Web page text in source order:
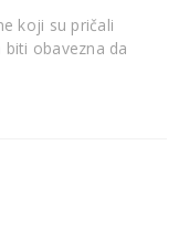
koji su pričali
biti obavezna da